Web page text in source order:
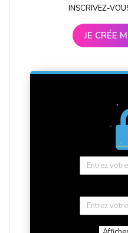
INSCRIVEZ-
JE CRÉE